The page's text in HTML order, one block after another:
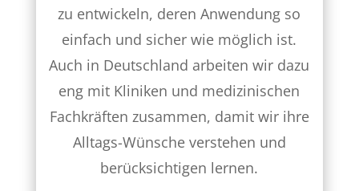
zu entwickeln, deren Anwendung so
einfach und sicher wie möglich ist.
Auch in Deutschland arbeiten wir dazu
eng mit Kliniken und medizinischen
Fachkräften zusammen, damit wir ihre
Alltags-Wünsche verstehen und
berücksichtigen lernen.